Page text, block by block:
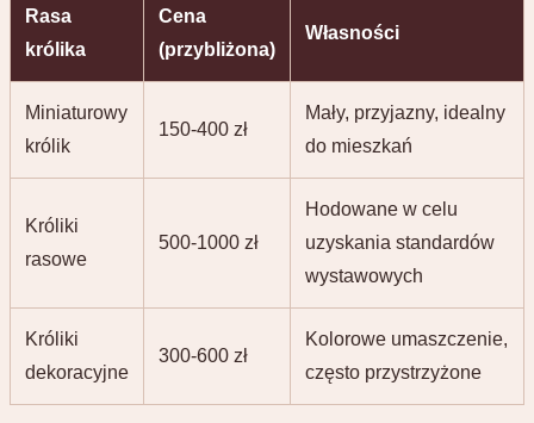
Rasa
królika
Cena
(przybliżona)
Własności
Miniaturowy
królik
150-400 zł
Mały, przyjazny, idealny
do mieszkań
Króliki
rasowe
500-1000 zł
Hodowane w celu
uzyskania standardów
wystawowych
Króliki
dekoracyjne
300-600 zł
Kolorowe umaszczenie,
często przystrzyżone